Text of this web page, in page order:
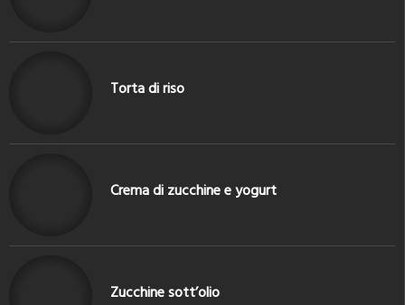
Torta di riso
Crema di zucchine e yogurt
Zucchine sott’olio